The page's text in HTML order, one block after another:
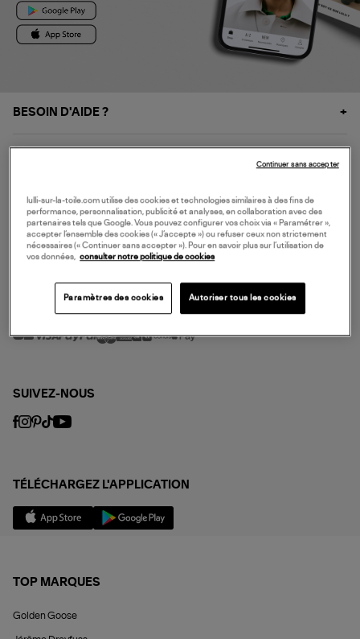
BESOIN D'AIDE ?
NOS SERVICES
SERVICE CLIENT
MODE DE PAIEMENT
SUIVEZ-NOUS
TÉLÉCHARGEZ L'APPLICATION
TOP MARQUES
Golden Goose
lulli-sur-la-toile.com utilise des cookies et technologies similaires à des fins de
performance, personnalisation, publicité et analyses, en collaboration avec des
partenaires tels que Google. Vous pouvez configurer vos choix via « Paramétrer »,
accepter l’ensemble des cookies (« J’accepte ») ou refuser ceux non strictement
nécessaires (« Continuer sans accepter »). Pour en savoir plus sur l’utilisation de
vos données,
consulter notre politique de cookies
Paramètres des cookies Autoriser tous les cookies
Continuer sans accepter